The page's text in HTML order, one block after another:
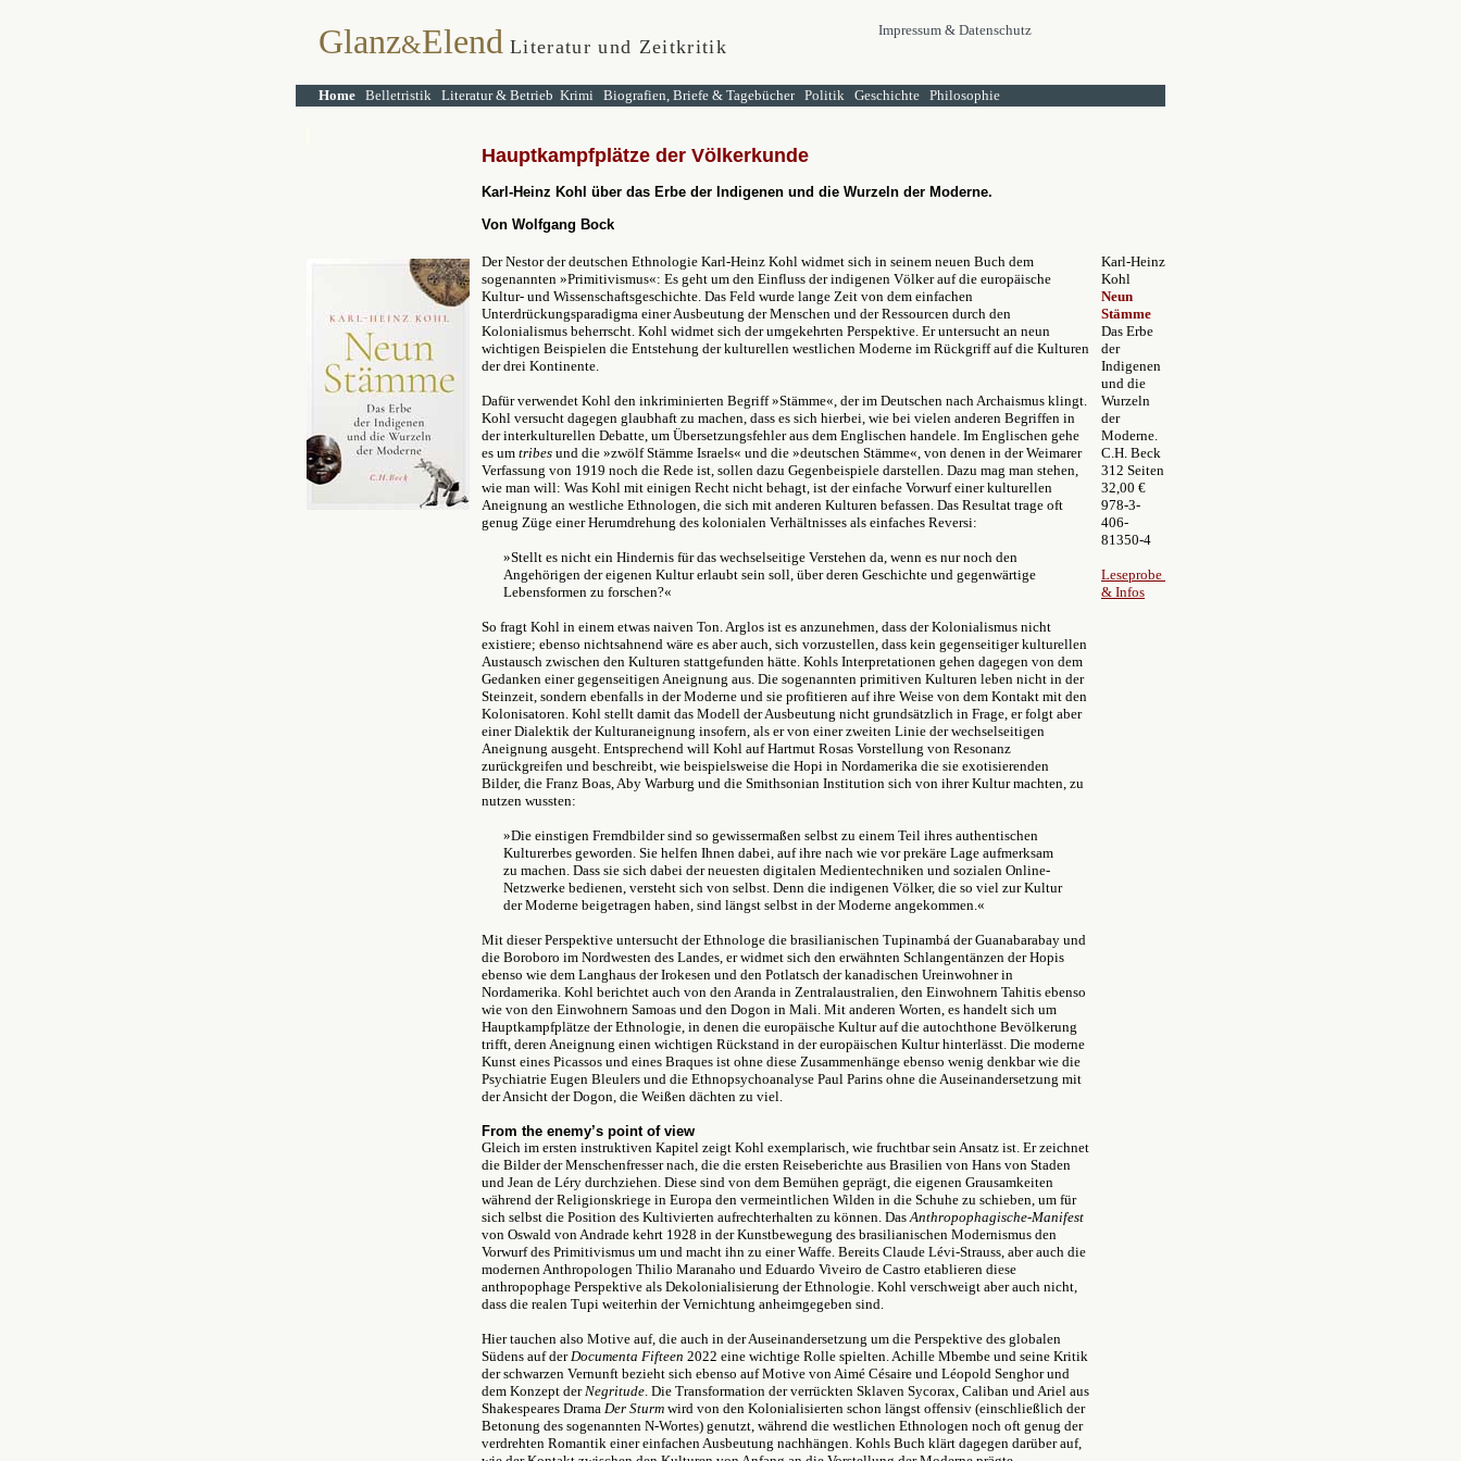
Glanz&Elend Literatur und Zeitkritik
Impressum & Datenschutz
Home Belletristik Literatur & Betrieb Krimi Biografien, Briefe & Tagebücher Politik Geschichte Philosophie
Hauptkampfplätze der Völkerkunde
Karl-Heinz Kohl über das Erbe der Indigenen und die Wurzeln der Moderne.
Von Wolfgang Bock
Der Nestor der deutschen Ethnologie Karl-Heinz Kohl widmet sich in seinem neuen Buch dem
sogenannten »Primitivismus«: Es geht um den Einfluss der indigenen Völker auf die europäische
Kultur- und Wissenschaftsgeschichte. Das Feld wurde lange Zeit von dem einfachen
Unterdrückungsparadigma einer Ausbeutung der Menschen und der Ressourcen durch den
Kolonialismus beherrscht. Kohl widmet sich der umgekehrten Perspektive. Er untersucht an neun
wichtigen Beispielen die Entstehung der kulturellen westlichen Moderne im Rückgriff auf die Kulturen
der drei Kontinente.
Dafür verwendet Kohl den inkriminierten Begriff »Stämme«, der im Deutschen nach Archaismus klingt.
Kohl versucht dagegen glaubhaft zu machen, dass es sich hierbei, wie bei vielen anderen Begriffen in
der interkulturellen Debatte, um Übersetzungsfehler aus dem Englischen handele. Im Englischen gehe
es um tribes und die »zwölf Stämme Israels« und die »deutschen Stämme«, von denen in der Weimarer
Verfassung von 1919 noch die Rede ist, sollen dazu Gegenbeispiele darstellen. Dazu mag man stehen,
wie man will: Was Kohl mit einigen Recht nicht behagt, ist der einfache Vorwurf einer kulturellen
Aneignung an westliche Ethnologen, die sich mit anderen Kulturen befassen. Das Resultat trage oft
genug Züge einer Herumdrehung des kolonialen Verhältnisses als einfaches Reversi:
»Stellt es nicht ein Hindernis für das wechselseitige Verstehen da, wenn es nur noch den
Angehörigen der eigenen Kultur erlaubt sein soll, über deren Geschichte und gegenwärtige
Lebensformen zu forschen?«
So fragt Kohl in einem etwas naiven Ton. Arglos ist es anzunehmen, dass der Kolonialismus nicht
existiere; ebenso nichtsahnend wäre es aber auch, sich vorzustellen, dass kein gegenseitiger kulturellen
Austausch zwischen den Kulturen stattgefunden hätte. Kohls Interpretationen gehen dagegen von dem
Gedanken einer gegenseitigen Aneignung aus. Die sogenannten primitiven Kulturen leben nicht in der
Steinzeit, sondern ebenfalls in der Moderne und sie profitieren auf ihre Weise von dem Kontakt mit den
Kolonisatoren. Kohl stellt damit das Modell der Ausbeutung nicht grundsätzlich in Frage, er folgt aber
einer Dialektik der Kulturaneignung insofern, als er von einer zweiten Linie der wechselseitigen
Aneignung ausgeht. Entsprechend will Kohl auf Hartmut Rosas Vorstellung von Resonanz
zurückgreifen und beschreibt, wie beispielsweise die Hopi in Nordamerika die sie exotisierenden
Bilder, die Franz Boas, Aby Warburg und die Smithsonian Institution sich von ihrer Kultur machten, zu
nutzen wussten:
»Die einstigen Fremdbilder sind so gewissermaßen selbst zu einem Teil ihres authentischen
Kulturerbes geworden. Sie helfen Ihnen dabei, auf ihre nach wie vor prekäre Lage aufmerksam
zu machen. Dass sie sich dabei der neuesten digitalen Medientechniken und sozialen Online-
Netzwerke bedienen, versteht sich von selbst. Denn die indigenen Völker, die so viel zur Kultur
der Moderne beigetragen haben, sind längst selbst in der Moderne angekommen.«
Mit dieser Perspektive untersucht der Ethnologe die brasilianischen Tupinambá der Guanabarabay und
die Boroboro im Nordwesten des Landes, er widmet sich den erwähnten Schlangentänzen der Hopis
ebenso wie dem Langhaus der Irokesen und den Potlatsch der kanadischen Ureinwohner in
Nordamerika. Kohl berichtet auch von den Aranda in Zentralaustralien, den Einwohnern Tahitis ebenso
wie von den Einwohnern Samoas und den Dogon in Mali. Mit anderen Worten, es handelt sich um
Hauptkampfplätze der Ethnologie, in denen die europäische Kultur auf die autochthone Bevölkerung
trifft, deren Aneignung einen wichtigen Rückstand in der europäischen Kultur hinterlässt. Die moderne
Kunst eines Picassos und eines Braques ist ohne diese Zusammenhänge ebenso wenig denkbar wie die
Psychiatrie Eugen Bleulers und die Ethnopsychoanalyse Paul Parins ohne die Auseinandersetzung mit
der Ansicht der Dogon, die Weißen dächten zu viel.
From the enemy’s point of view
Gleich im ersten instruktiven Kapitel zeigt Kohl exemplarisch, wie fruchtbar sein Ansatz ist. Er zeichnet
die Bilder der Menschenfresser nach, die die ersten Reiseberichte aus Brasilien von Hans von Staden
und Jean de Léry durchziehen. Diese sind von dem Bemühen geprägt, die eigenen Grausamkeiten
während der Religionskriege in Europa den vermeintlichen Wilden in die Schuhe zu schieben, um für
sich selbst die Position des Kultivierten aufrechterhalten zu können. DasAnthropophagische-Manifest
von Oswald von Andrade kehrt 1928 in der Kunstbewegung des brasilianischen Modernismus den
Vorwurf des Primitivismus um und macht ihn zu einer Waffe. Bereits Claude Lévi-Strauss, aber auch die
modernen Anthropologen Thilio Maranaho und Eduardo Viveiro de Castro etablieren diese
anthropophage Perspektive als Dekolonialisierung der Ethnologie. Kohl verschweigt aber auch nicht,
dass die realen Tupi weiterhin der Vernichtung anheimgegeben sind.
Hier tauchen also Motive auf, die auch in der Auseinandersetzung um die Perspektive des globalen
Südens auf derDocumenta Fifteen 2022 eine wichtige Rolle spielten. Achille Mbembe und seine Kritik
der schwarzen Vernunft bezieht sich ebenso auf Motive von Aimé Césaire und Léopold Senghor und
dem Konzept derNegritude. Die Transformation der verrückten Sklaven Sycorax, Caliban und Ariel aus
Shakespeares Drama Der Sturm wird von den Kolonialisierten schon längst offensiv (einschließlich der
Betonung des sogenannten N-Wortes) genutzt, während die westlichen Ethnologen noch oft genug der
verdrehten Romantik einer einfachen Ausbeutung nachhängen. Kohls Buch klärt dagegen darüber auf,
Karl-Heinz
Kohl
Neun
Stämme
Das Erbe
der
Indigenen
und die
Wurzeln
der
Moderne.
C.H. Beck
312 Seiten
32,00 €
978-3-
406-
81350-4
Leseprobe
& Infos